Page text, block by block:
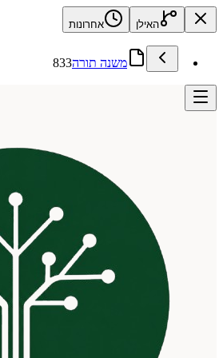
האילן אחרונות
משנה תורה833